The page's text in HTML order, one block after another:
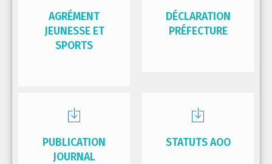
AGRÉMENT
JEUNESSE ET
SPORTS
DÉCLARATION
PRÉFECTURE
PUBLICATION
JOURNAL
STATUTS AOO